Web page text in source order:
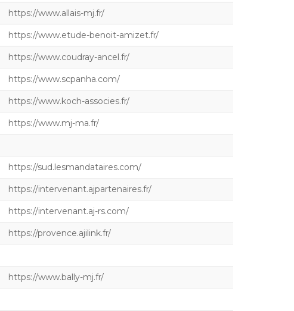
https://www.allais-mj.fr/
https://www.etude-benoit-amizet.fr/
https://www.coudray-ancel.fr/
https://www.scpanha.com/
https://www.koch-associes.fr/
https://www.mj-ma.fr/
https://sud.lesmandataires.com/
https://intervenant.ajpartenaires.fr/
https://intervenant.aj-rs.com/
https://provence.ajilink.fr/
https://www.bally-mj.fr/